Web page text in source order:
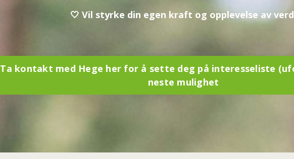
🤍 Vil styrke din egen kraft og opplevelse av
Ta kontakt med Hege her for å sette deg på interesseliste
neste mulighet